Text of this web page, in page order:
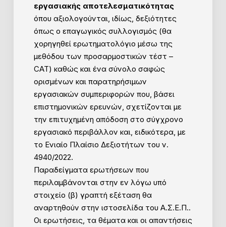
εργασιακής αποτελεσματικότητας
όπου αξιολογούνται, ιδίως, δεξιότητες
όπως o επαγωγικός συλλογισμός (θα
χορηγηθεί ερωτηματολόγιο μέσω της
μεθόδου των προσαρμοστικών τέστ –
CAT) καθώς και ένα σύνολο σαφώς
ορισμένων και παρατηρήσιμων
εργασιακών συμπεριφορών που, βάσει
επιστημονικών ερευνών, σχετίζονται με
την επιτυχημένη απόδοση στο σύγχρονο
εργασιακό περιβάλλον και, ειδικότερα, με
το Ενιαίο Πλαίσιο Δεξιοτήτων του ν.
4940/2022.
Παραδείγματα ερωτήσεων που
περιλαμβάνονται στην εν λόγω υπό
στοιχείο (β) γραπτή εξέταση θα
αναρτηθούν στην ιστοσελίδα του Α.Σ.Ε.Π..
Οι ερωτήσεις, τα θέματα και οι απαντήσεις